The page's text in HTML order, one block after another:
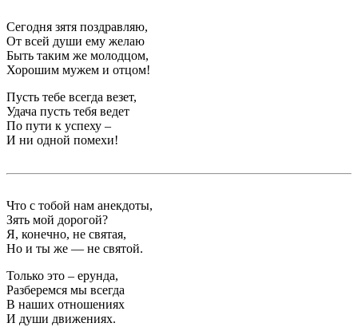
Сегодня зятя поздравляю,
От всей души ему желаю
Быть таким же молодцом,
Хорошим мужем и отцом!
Пусть тебе всегда везет,
Удача пусть тебя ведет
По пути к успеху –
И ни одной помехи!
Что с тобой нам анекдоты,
Зять мой дорогой?
Я, конечно, не святая,
Но и ты же — не святой.
Только это – ерунда,
Разберемся мы всегда
В наших отношениях
И души движениях.